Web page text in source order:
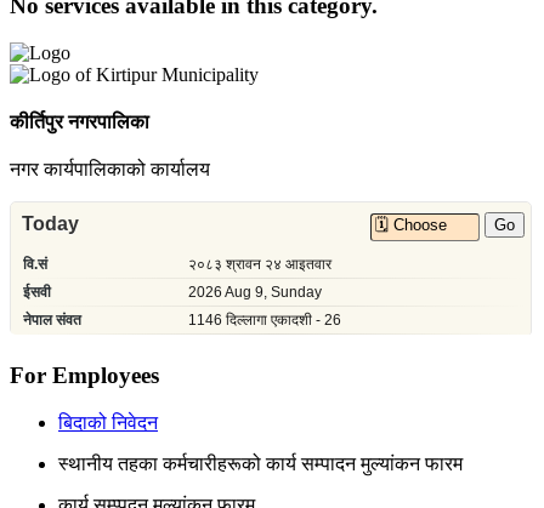
No services available in this category.
कीर्तिपुर नगरपालिका
नगर कार्यपालिकाको कार्यालय
For Employees
बिदाको निवेदन
स्थानीय तहका कर्मचारीहरूको कार्य सम्पादन मुल्यांकन फारम